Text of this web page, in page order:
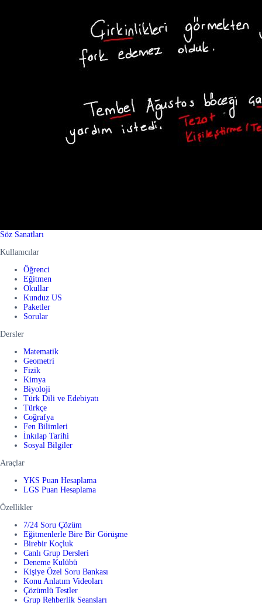
Söz Sanatları
Kullanıcılar
Öğrenci
Eğitmen
Okullar
Kunduz US
Paketler
Sorular
Dersler
Matematik
Geometri
Fizik
Kimya
Biyoloji
Türk Dili ve Edebiyatı
Türkçe
Coğrafya
Fen Bilimleri
İnkılap Tarihi
Sosyal Bilgiler
Araçlar
YKS Puan Hesaplama
LGS Puan Hesaplama
Özellikler
7/24 Soru Çözüm
Eğitmenlerle Bire Bir Görüşme
Birebir Koçluk
Canlı Grup Dersleri
Deneme Kulübü
Kişiye Özel Soru Bankası
Konu Anlatım Videoları
Çözümlü Testler
Grup Rehberlik Seansları